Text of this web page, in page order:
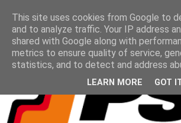
This site uses cookies from Google to
and to analyze traffic. Your IP address
shared with Google along with
metrics to ensure quality of service,
statistics, and to detect and address
LEARN MORE GOT